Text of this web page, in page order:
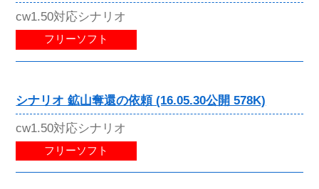
cw1.50対応シナリオ
フリーソフト
シナリオ 鉱山奪還の依頼 (16.05.30公開 578K)
cw1.50対応シナリオ
フリーソフト